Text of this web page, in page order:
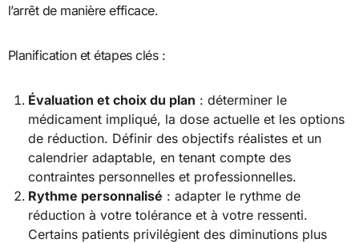
l’arrêt de manière efficace.
Planification et étapes clés :
Évaluation et choix du plan : déterminer le
médicament impliqué, la dose actuelle et les options
de réduction. Définir des objectifs réalistes et un
calendrier adaptable, en tenant compte des
contraintes personnelles et professionnelles.
Rythme personnalisé : adapter le rythme de
réduction à votre tolérance et à votre ressenti.
Certains patients privilégient des diminutions plus